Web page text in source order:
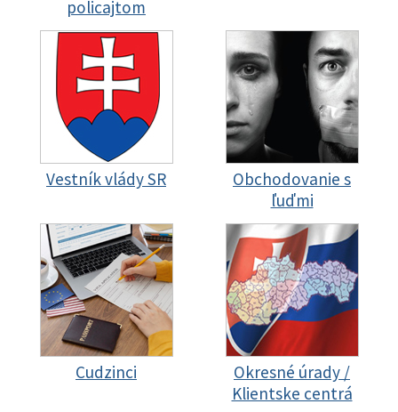
policajtom
Vestník vlády SR
Obchodovanie s
ľuďmi
Cudzinci
Okresné úrady /
Klientske centrá